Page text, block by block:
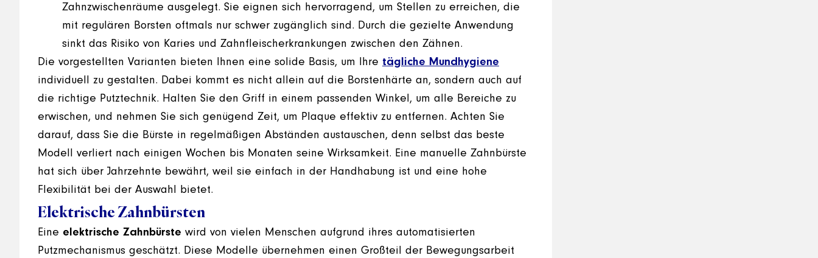
Zahnzwischenräume ausgelegt. Sie eignen sich hervorragend, um Stellen zu erreichen, die
mit regulären Borsten oftmals nur schwer zugänglich sind. Durch die gezielte Anwendung
sinkt das Risiko von Karies und Zahnfleischerkrankungen zwischen den Zähnen.
Die vorgestellten Varianten bieten Ihnen eine solide Basis, um Ihre tägliche Mundhygiene
individuell zu gestalten. Dabei kommt es nicht allein auf die Borstenhärte an, sondern auch auf
die richtige Putztechnik. Halten Sie den Griff in einem passenden Winkel, um alle Bereiche zu
erwischen, und nehmen Sie sich genügend Zeit, um Plaque effektiv zu entfernen. Achten Sie
darauf, dass Sie die Bürste in regelmäßigen Abständen austauschen, denn selbst das beste
Modell verliert nach einigen Wochen bis Monaten seine Wirksamkeit. Eine manuelle Zahnbürste
hat sich über Jahrzehnte bewährt, weil sie einfach in der Handhabung ist und eine hohe
Flexibilität bei der Auswahl bietet.
Elektrische Zahnbürsten
Eine elektrische Zahnbürste wird von vielen Menschen aufgrund ihres automatisierten
Putzmechanismus geschätzt. Diese Modelle übernehmen einen Großteil der Bewegungsarbeit